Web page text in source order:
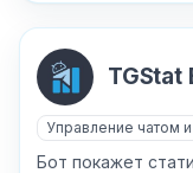
TGStat
Управление чатом
Бот покажет